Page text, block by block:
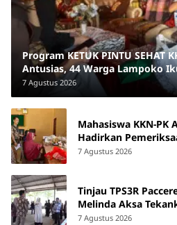
Program KETUK PINTU SEHAT
Antusias, 44 Warga Lampoko
7 Agustus 2026
Mahasiswa KKN-PK
Hadirkan
Edukasi bagi Lansia
7 Agustus 2026
Tinjau TPS3R
Melinda Aksa
Pengelolaan
7 Agustus 2026